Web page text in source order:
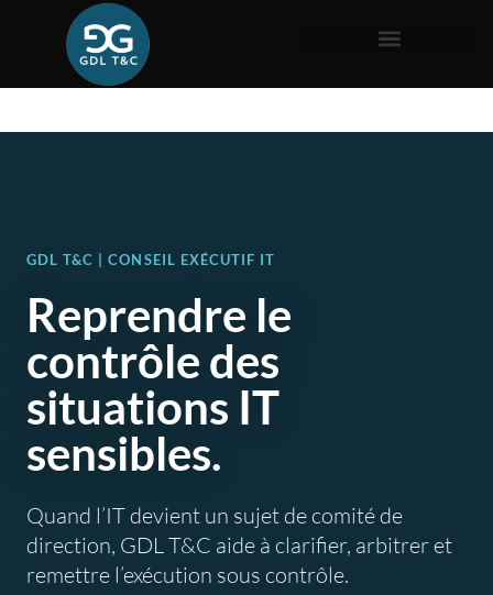
GDL T&C | CONSEIL EXÉCUTIF IT
Reprendre le
contrôle des
situations IT
sensibles.
Quand l’IT devient un sujet de comité de
direction, GDL T&C aide à clarifier, arbitrer et
remettre l’exécution sous contrôle.